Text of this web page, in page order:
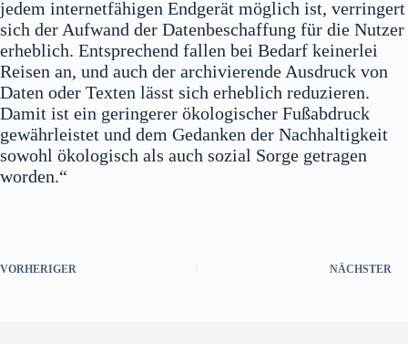
jedem internetfähigen Endgerät möglich ist, verringert
sich der Aufwand der Datenbeschaffung für die Nutzer
erheblich. Entsprechend fallen bei Bedarf keinerlei
Reisen an, und auch der archivierende Ausdruck von
Daten oder Texten lässt sich erheblich reduzieren.
Damit ist ein geringerer ökologischer Fußabdruck
gewährleistet und dem Gedanken der Nachhaltigkeit
sowohl ökologisch als auch sozial Sorge getragen
worden.“
VORHERIGER NÄCHSTER